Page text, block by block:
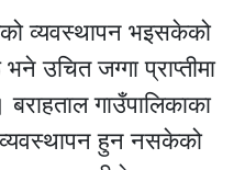
व्यवस्थापन भइसकेको
उचित जग्गा प्राप्तीमा
गाउँपालिकाका
व्यवस्थापन हुन नसकेको